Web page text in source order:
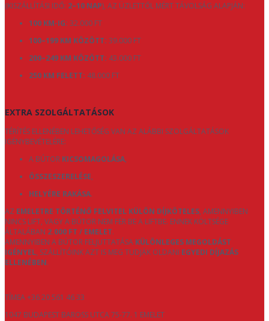
(KISZÁLLÍTÁSI IDŐ: 2–10 NAP), AZ ÜZLETTŐL MÉRT TÁVOLSÁG ALAPJÁN:
100 KM-IG: 32.000 FT
100–199 KM KÖZÖTT: 39.000 FT
200–249 KM KÖZÖTT: 43.000 FT
250 KM FELETT: 48.000 FT
EXTRA SZOLGÁLTATÁSOK
TÉRÍTÉS ELLENÉBEN LEHETŐSÉG VAN AZ ALÁBBI SZOLGÁLTATÁSOK
IGÉNYBEVÉTELÉRE:
A BÚTOR KICSOMAGOLÁSA,
ÖSSZESZERELÉSE,
HELYÉRE RAKÁSA.
AZ EMELETRE TÖRTÉNŐ FELVITEL KÜLÖN DÍJKÖTELES, AMENNYIBEN
NINCS LIFT, VAGY A BÚTOR NEM FÉR BE A LIFTBE. ENNEK KÖLTSÉGE
ÁLTALÁBAN 2.000 FT / EMELET.
AMENNYIBEN A BÚTOR FELJUTTATÁSA KÜLÖNLEGES MEGOLDÁST
IGÉNYEL, SZÁLLÍTÓINK AZT IS MEG TUDJÁK OLDANI EGYEDI DÍJAZÁS
ELLENÉBEN.
TÍMEA +36 20 561 46 33
1047 BUDAPEST BAROSS UTCA 75-77. 1 EMELET